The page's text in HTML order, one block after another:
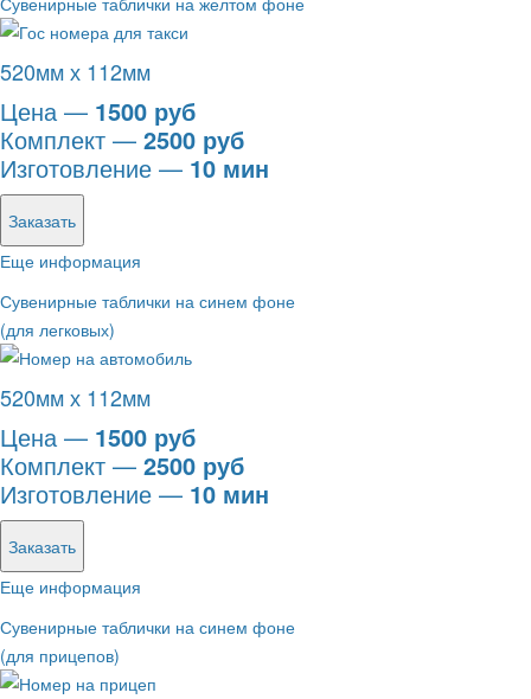
520мм х 112мм
Цена — 1500 руб
Комплект — 2500 руб
Изготовление — 10 мин
Заказать
Еще информация
Сувенирные таблички на синем фоне
(для легковых)
520мм х 112мм
Цена — 1500 руб
Комплект — 2500 руб
Изготовление — 10 мин
Заказать
Еще информация
Сувенирные таблички на синем фоне
(для прицепов)